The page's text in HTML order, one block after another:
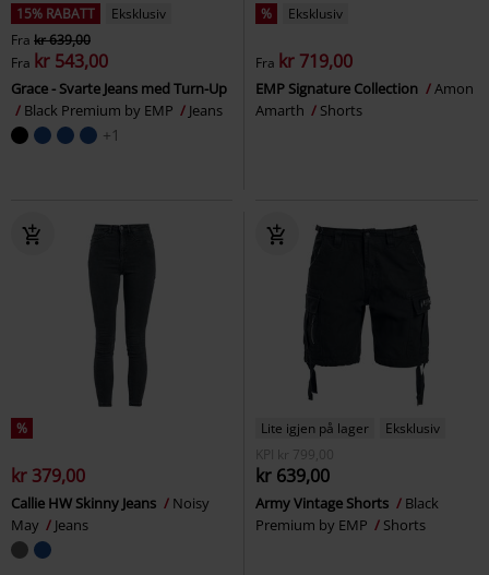
15% RABATT
Eksklusiv
Fra kr 639,00
Fra kr 543,00
Grace - Svarte Jeans med Turn-Up
Black Premium by EMP
Jeans
+1
% Eksklusiv
Fra kr 719,00
EMP Signature Collection
Amon
Amarth
Shorts
%
kr 379,00
Callie HW Skinny Jeans
Noisy
May
Jeans
Lite igjen på lager
Eksklusiv
KPI
kr 799,00
kr 639,00
Army Vintage Shorts
Black
Premium by EMP
Shorts